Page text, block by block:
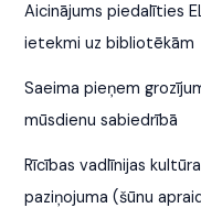
Aicinājums piedalīties
ietekmi uz bibliotēkām
Saeima pieņem
mūsdienu sabiedrībā
Rīcības vadlīnijas
paziņojuma (šūnu